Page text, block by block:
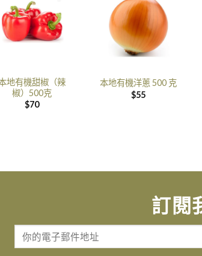
地有機甜椒（辣
椒）500克
$70
本地有機洋蔥 500 克
$55
訂閱